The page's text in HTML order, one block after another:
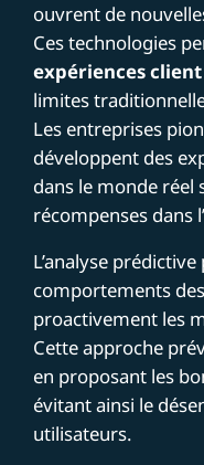
ouvrent de
Ces technologies
expériences
limites
Les entreprises
développent des
dans le monde réel
récompenses dans
L’analyse
comportements
proactivement les
Cette approche
en proposant les
évitant ainsi le
utilisateurs.